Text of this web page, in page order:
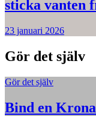
sticka vanten
23 januari 2026
Gör det själv
Gör det själv
Bind en